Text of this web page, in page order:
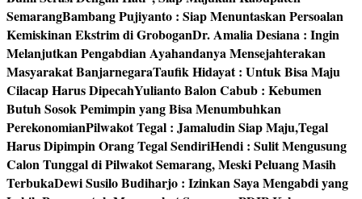
SemarangBambang Pujiyanto : Siap Menuntaskan Persoalan
Kemiskinan Ekstrim di GroboganDr. Amalia Desiana : Ingin
Melanjutkan Pengabdian Ayahandanya Mensejahterakan
Masyarakat BanjarnegaraTaufik Hidayat : Untuk Bisa Maju
Cilacap Harus DipecahYulianto Balon Cabub : Kebumen
Butuh Sosok Pemimpin yang Bisa Menumbuhkan
PerekonomianPilwakot Tegal : Jamaludin Siap Maju,Tegal
Harus Dipimpin Orang Tegal SendiriHendi : Sulit Mengusung
Calon Tunggal di Pilwakot Semarang, Meski Peluang Masih
TerbukaDewi Susilo Budiharjo : Izinkan Saya Mengabdi yang